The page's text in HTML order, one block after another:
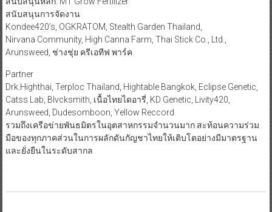
สนับสนุนหลัก: MT Grow Fertilizer
สนับสนุนการจัดงาน
Kondee420’s, OGKRATOM, Stealth Garden Thailand,
Nirvana Community, High Canna Farm, Thai Stick Co., Ltd.,
Partner
Drk.Highthai, Terploc Thailand, Hightable Bangkok, Eclipse Genetic,
Catss Lab, Blvcksmith, เนื้อไทยไดอารี่, KD Genetic, Livity420,
Arunsweed, Dudesomboon, Yellow Reccord
รวมถึงเครือข่ายพันธมิตรในอุตสาหกรรมจำนวนมาก สะท้อนความร่วม
มือของทุกภาคส่วนในการผลักดันกัญชาไทยให้เติบโตอย่างมีมาตรฐาน